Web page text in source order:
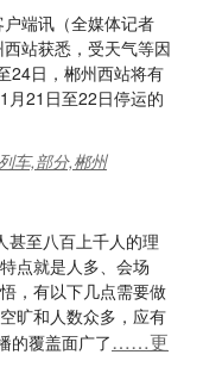
端讯（全媒体记者
站获悉，受天气等因
24日，郴州西站将有
月21日至22日停运的
车,部分,郴州
甚至八百上千人的理
点就是人多、会场
，有以下几点需要做
旷和人数众多，应有
的覆盖面广了……更